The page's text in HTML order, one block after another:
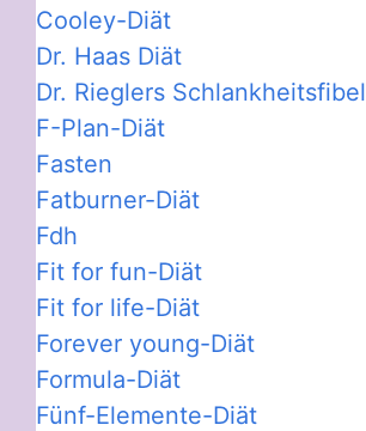
Cooley-Diät
Dr. Haas Diät
Dr. Rieglers Schlankheitsfibel
F-Plan-Diät
Fasten
Fatburner-Diät
Fdh
Fit for fun-Diät
Fit for life-Diät
Forever young-Diät
Formula-Diät
Fünf-Elemente-Diät